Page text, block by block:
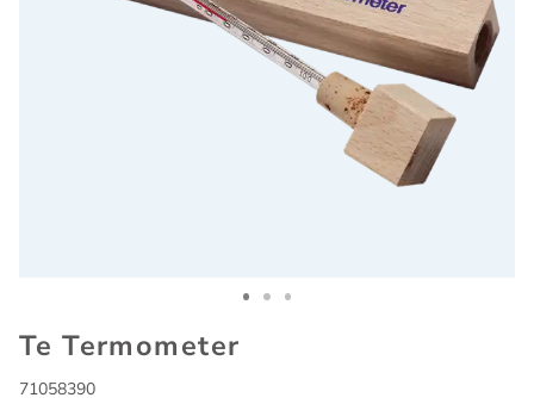
Te Termometer
71058390